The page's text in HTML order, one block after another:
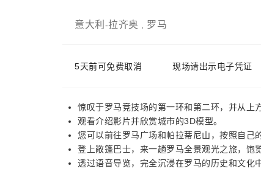
意大利 -拉齐奥 罗马
5天前可免费取消 现场请出示电子凭证
惊叹于罗马竞技场的第一环和第二环，并从上
观看介绍影片并欣赏城市的3D模型。
您可以前往罗马广场和帕拉蒂尼山，按照自己
登上敞篷巴士，来一趟罗马全景观光之旅，饱
透过语音导览，完全沉浸在罗马的历史和文化中